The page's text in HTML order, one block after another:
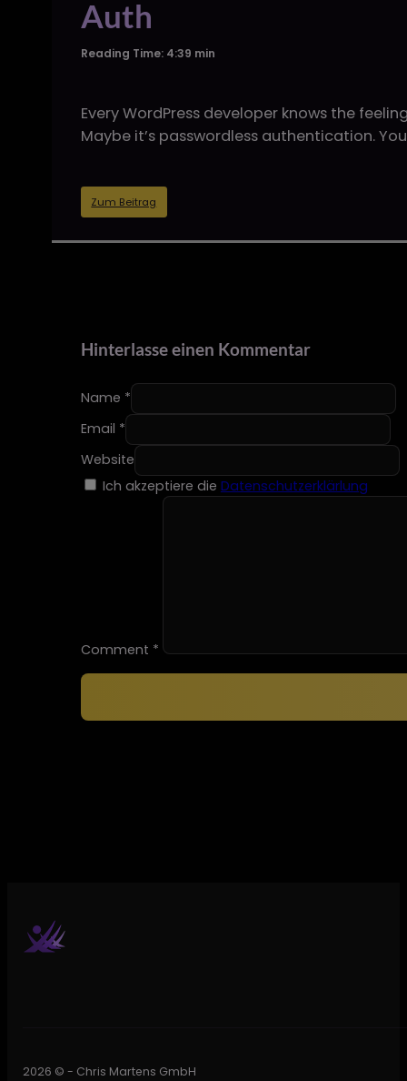
Auth
Reading Time: 4:39 min
Every WordPress developer knows the
Maybe it’s passwordless authentication.
Zum Beitrag
Hinterlasse einen Kommentar
Name *
Email *
Website
Ich akzeptiere die Datenschutzerklärlung
Comment *
2026 © - Chris Martens GmbH